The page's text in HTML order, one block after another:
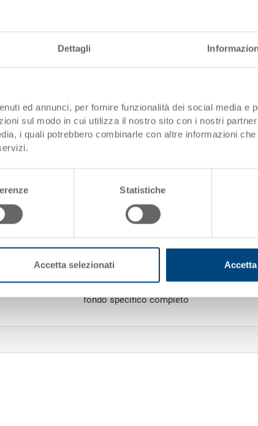
Dettagli
ed annunci, per fornire funzionalità dei social media e
sul modo in cui utilizza il nostro sito con i nostri
i quali potrebbero combinarle con altre informazioni
Statistiche
Accetta selezionati
Dati tecnici
Volume
Peso
Pareti laterali
Variante di sistema
Contenitore KLT tipo C, conforme VDA
esterno 600x400x174 mm, interno
fondo specifico completo